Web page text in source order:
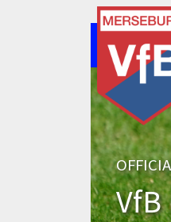
VfB